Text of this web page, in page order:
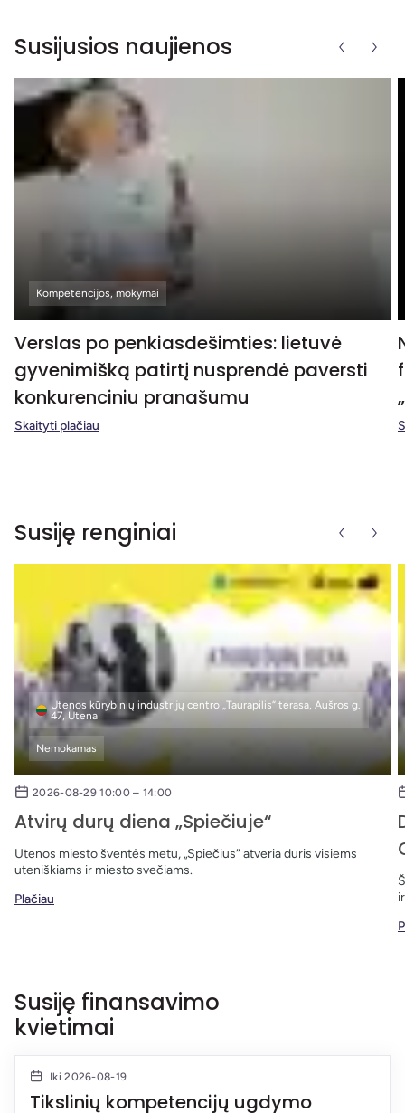
Susijusios naujienos
Kompetencijos, mokymai
Verslas po penkiasdešimties: lietuvė
gyvenimišką patirtį nusprendė paversti
konkurenciniu pranašumu
Skaityti plačiau
Susiję renginiai
Utenos kūrybinių industrijų centro „Taurapilis“ terasa, Aušros g.
47, Utena
Nemokamas
2026-08-29 10:00 – 14:00
Atvirų durų diena „Spiečiuje“
Utenos miesto šventės metu, „Spiečius“ atveria duris visiems
uteniškiams ir miesto svečiams.
Plačiau
Susiję finansavimo
kvietimai
Iki 2026-08-19
Tikslinių kompetencijų ugdymo